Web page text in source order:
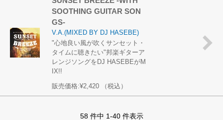
SOOTHING GUITAR SON
GS-
V.A.(MIXED BY DJ HASEBE)
"心地良い風が吹くサンセット・
タイムに聴きたい"邦楽ギターア
レンジソングをDJ HASEBEがM
IX!!
販売価格:¥2,420 （税込）
58 件中 1-40 件表示